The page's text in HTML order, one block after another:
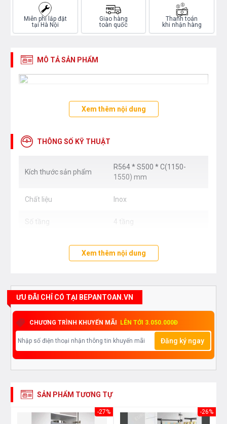
Miễn phí lắp đặt
tại Hà Nội
Giao hàng
toàn quốc
Thanh toán
khi nhận hàng
MÔ TẢ SẢN PHẨM
Xem thêm nội dung
THÔNG SỐ KỸ THUẬT
Kích thước sản phẩm
R564 * S500 * C(1150-
1550) mm
Chất liệu Inox
Số tầng 4 tầng
Xem thêm nội dung
ƯU ĐÃI CHỈ CÓ TẠI BEPANTOAN.VN
CHƯƠNG TRÌNH KHUYẾN MÃI LÊN TỚI 3.050.000Đ
Đăng ký ngay
SẢN PHẨM TƯƠNG TỰ
-27% -26%